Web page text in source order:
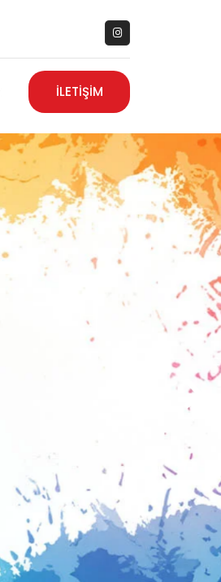
İLETİŞİM